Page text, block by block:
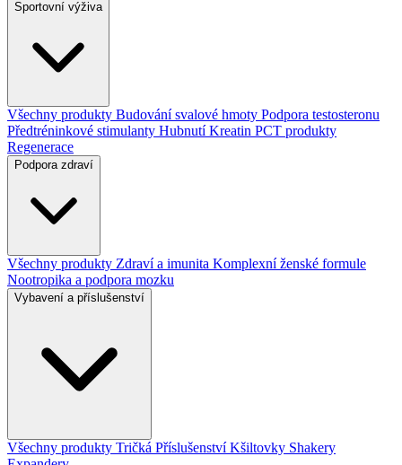
Sportovní výživa
Všechny produkty Budování svalové hmoty Podpora testosteronu
Předtréninkové stimulanty HubnutíKreatin PCT produkty
Regenerace
Podpora zdraví
Všechny produkty Zdraví a imunita Komplexní ženské formule
Nootropika a podpora mozku
Vybavení a příslušenství
Všechny produkty Tričká PříslušenstvíKšiltovky Shakery